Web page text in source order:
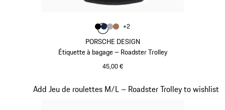
PORSCHE DESIGN
Étiquette à bagage – Roadster Trolley
45,00 €
Couleur
Couleur Noir
CouleurBleu Foncé
Couleur
Couleur
+2
Add Jeu de roulettes M/L – Roadster Trolley to wishlist
Diapositive 18 sur 20